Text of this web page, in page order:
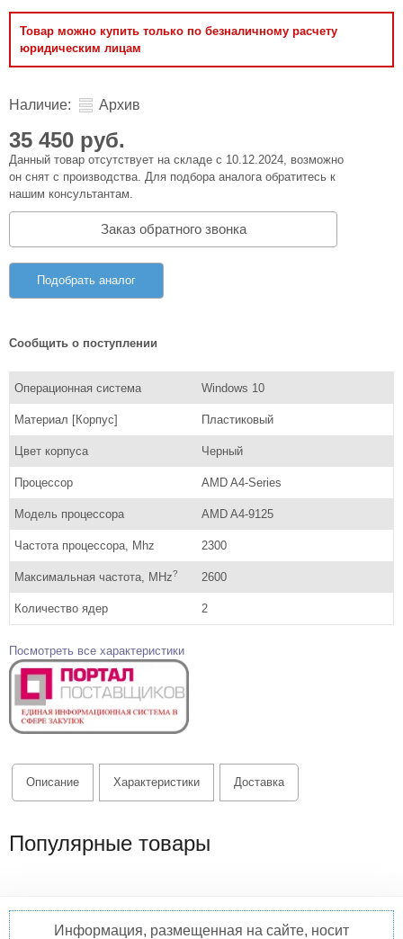
Товар можно купить только по безналичному расчету
юридическим лицам
Наличие: Архив
35 450 руб.
Данный товар отсутствует на складе с 10.12.2024, возможно
он снят с производства. Для подбора аналога обратитесь к
нашим консультантам.
Заказ обратного звонка
Подобрать аналог
Сообщить о поступлении
Операционная система Windows 10
Материал [Корпус] Пластиковый
Цвет корпуса Черный
Процессор AMD A4-Series
Модель процессора AMD A4-9125
Частота процессора, Mhz 2300
Максимальная частота, MHz? 2600
Количество ядер 2
Посмотреть все характеристики
Описание Характеристики Доставка
Популярные товары
Информация, размещенная на сайте, носит